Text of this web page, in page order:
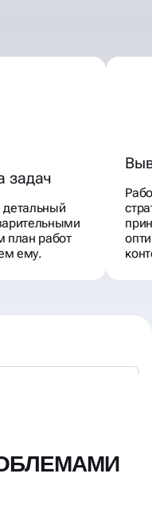
задач
план работ
ему.